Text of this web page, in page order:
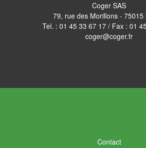
Coger SAS
79, rue des Morillons - 75015
Tel. : 01 45 33 67 17/ Fax : 01
coger@coger.fr
Contact